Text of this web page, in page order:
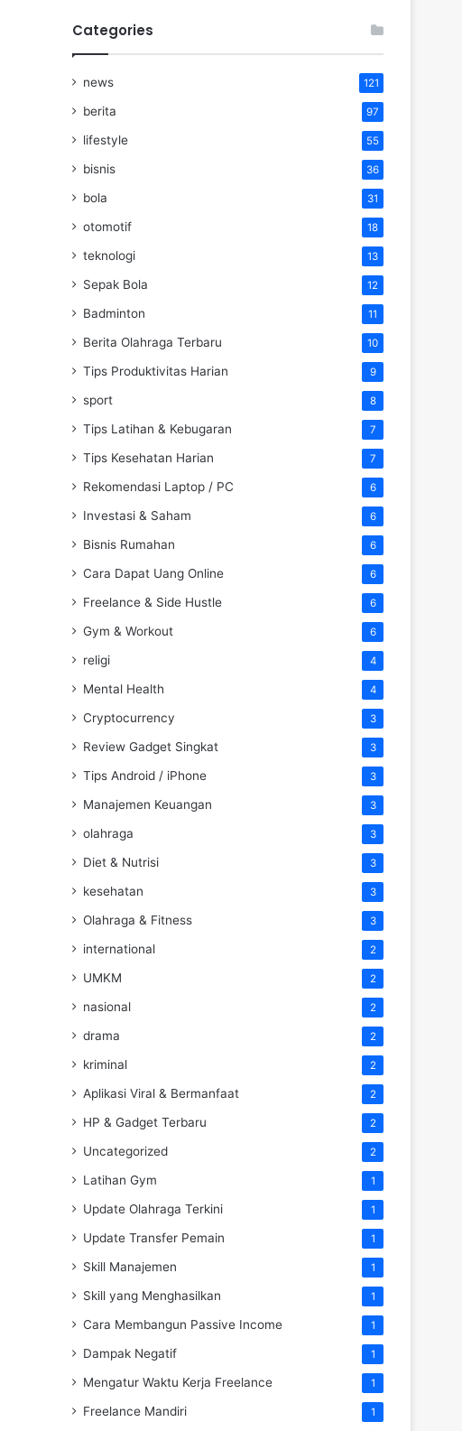
Categories
news 121
berita 97
lifestyle 55
bisnis 36
bola 31
otomotif 18
teknologi 13
Sepak Bola 12
Badminton 11
Berita Olahraga Terbaru 10
Tips Produktivitas Harian 9
sport 8
Tips Latihan & Kebugaran 7
Tips Kesehatan Harian 7
Rekomendasi Laptop / PC 6
Investasi & Saham 6
Bisnis Rumahan 6
Cara Dapat Uang Online 6
Freelance & Side Hustle 6
Gym & Workout 6
religi 4
Mental Health 4
Cryptocurrency 3
Review Gadget Singkat 3
Tips Android / iPhone 3
Manajemen Keuangan 3
olahraga 3
Diet & Nutrisi 3
kesehatan 3
Olahraga & Fitness 3
international 2
UMKM 2
nasional 2
drama 2
kriminal 2
Aplikasi Viral & Bermanfaat 2
HP & Gadget Terbaru 2
Uncategorized 2
Latihan Gym 1
Update Olahraga Terkini 1
Update Transfer Pemain 1
Skill Manajemen 1
Skill yang Menghasilkan 1
Cara Membangun Passive Income 1
Dampak Negatif 1
Mengatur Waktu Kerja Freelance 1
Freelance Mandiri 1